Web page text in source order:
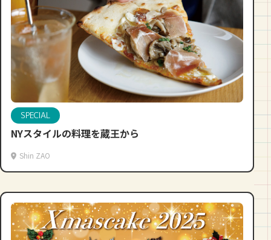
SPECIAL
NYスタイルの料理を蔵王から
Shin ZAO